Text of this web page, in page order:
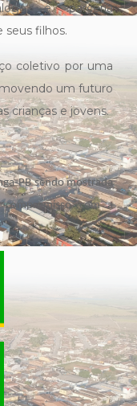
e parceria
seus filhos.
coletivo por uma
um futuro
crianças e jovens.
PB sendo mostrada
com a